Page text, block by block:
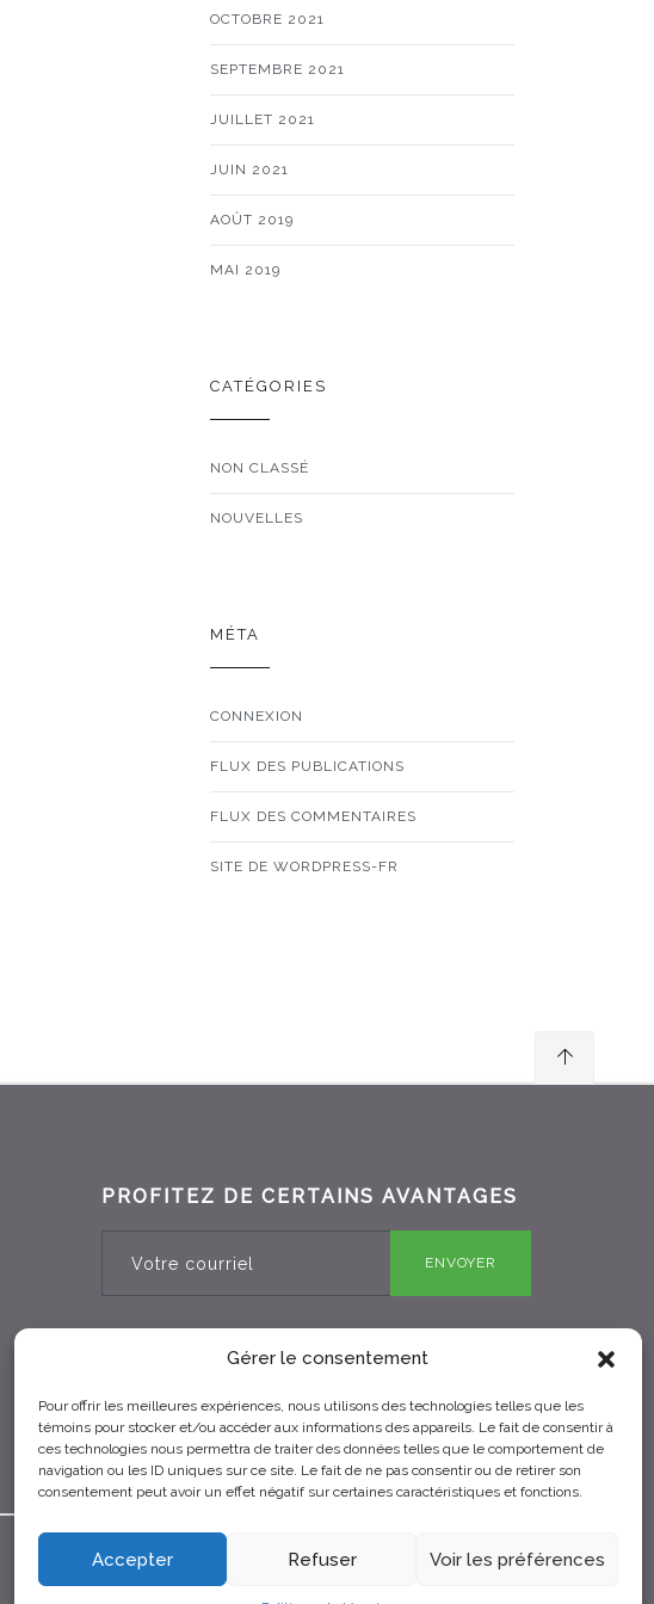
Gérer le consentement
Pour offrir les meilleures expériences, nous utilisons des technologies telles que les
témoins pour stocker et/ou accéder aux informations des appareils. Le fait de consentir à
ces technologies nous permettra de traiter des données telles que le comportement de
navigation ou les ID uniques sur ce site. Le fait de ne pas consentir ou de retirer son
consentement peut avoir un effet négatif sur certaines caractéristiques et fonctions.
Accepter Refuser Voir les préférences
OCTOBRE 2021
SEPTEMBRE 2021
JUILLET 2021
JUIN 2021
AOÛT 2019
MAI 2019
CATÉGORIES
NON CLASSÉ
NOUVELLES
MÉTA
CONNEXION
FLUX DES PUBLICATIONS
FLUX DES COMMENTAIRES
SITE DE WORDPRESS-FR
PROFITEZ DE CERTAINS AVANTAGES
ENVOYER